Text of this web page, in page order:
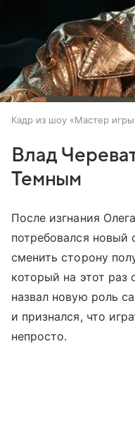
Кадр из шоу «Мастер
Влад
Темным
После изгнания
потребовался
сменить сторону
который на этот раз
назвал новую роль
и признался, что
непросто.